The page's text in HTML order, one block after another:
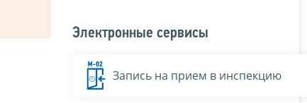
Электронные сервисы
Запись на прием в инспекцию